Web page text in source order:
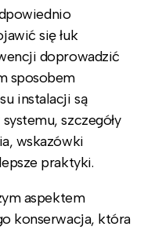
się łuk
doprowadzić
sposobem
instalacji są
szczegóły
wskazówki
praktyki.
aspektem
konserwacja, która